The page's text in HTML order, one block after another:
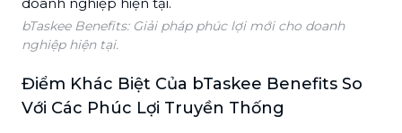
bTaskee Benefits: Giải pháp phúc lợi mới cho doanh
nghiệp hiện tại.
Điểm Khác Biệt Của bTaskee Benefits So
Với Các Phúc Lợi Truyền Thống